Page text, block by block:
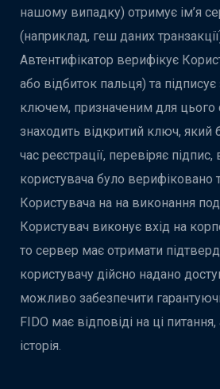
нашому випадку) отримує ім’я
(наприклад, геш даних
Автентифікатор верифікує
або відбиток пальця) та
ключем, призначеним для цього
знаходить відкритий ключ, який
час реєстрації, перевіряє
користувача було верифіковано
Користувача на на виконання
Користувач виконує вхід на
то сервер має отримати
користувачу дійсно надано
можливо забезпечити
FIDO має відповіді на ці
історія.